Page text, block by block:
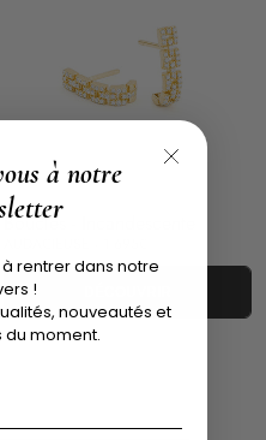
Boucles - Incandescente
à notre
rentrer dans notre
!
nouveautés et
moment.